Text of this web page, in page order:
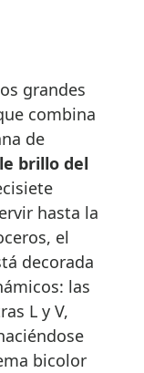
grandes
combina
de
brillo del
hasta la
el
decorada
las
L y V,
bicolor